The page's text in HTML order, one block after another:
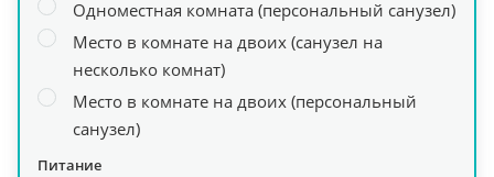
Одноместная комната (персональный санузел)
Место в комнате на двоих (санузел на
несколько комнат)
Место в комнате на двоих (персональный
санузел)
Питание